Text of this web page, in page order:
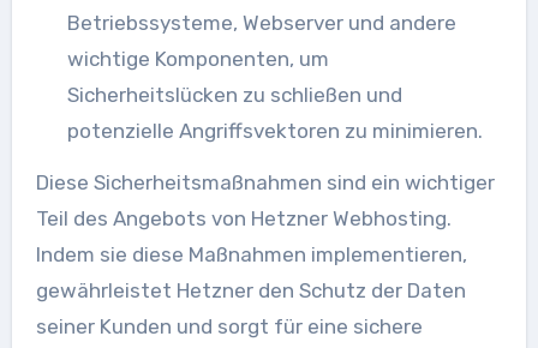
Betriebssysteme, Webserver und andere
wichtige Komponenten, um
Sicherheitslücken zu schließen und
potenzielle Angriffsvektoren zu minimieren.
Diese Sicherheitsmaßnahmen sind ein wichtiger
Teil des Angebots von Hetzner Webhosting.
Indem sie diese Maßnahmen implementieren,
gewährleistet Hetzner den Schutz der Daten
seiner Kunden und sorgt für eine sichere